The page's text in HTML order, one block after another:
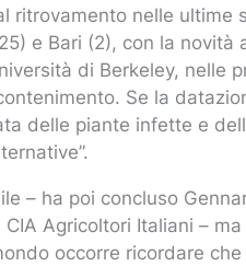
ritrovamento nelle ultime
e Bari (2), con la
di Berkeley, nelle
Se la
delle piante infette e
– ha poi concluso
Agricoltori Italiani –
occorre ricordare